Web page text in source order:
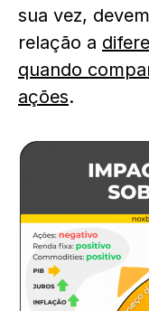
sua vez,
relação a
quando
ações.